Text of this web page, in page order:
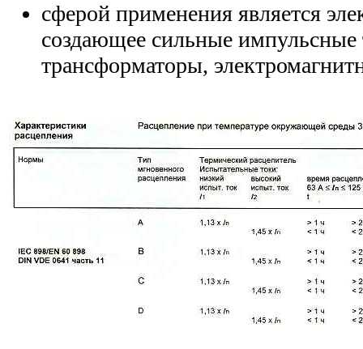
сферой применения является
создающее сильные
трансформаторы,